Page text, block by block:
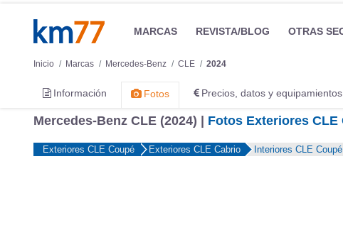
MARCAS REVISTA/BLOG OTRAS
Inicio Marcas Mercedes-Benz CLE 2024
Información Fotos Precios, datos y equipamientos
Mercedes-Benz CLE (2024) | Fotos Exteriores CLE
Exteriores CLE Coupé Exteriores CLE Cabrio Interiores CLE Coupé